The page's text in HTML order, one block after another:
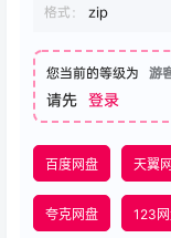
格式：
zip
您当前的等级为 游
请先 登录
百度网盘 天翼
夸克网盘 123